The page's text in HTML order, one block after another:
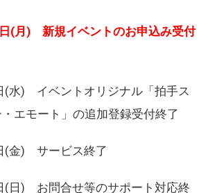
(月) 新規イベントのお申込み受付
(水) イベントオリジナル「拍手ス
エモート」の追加登録受付終了
(金) サービス終了
(日) お問合せ等のサポート対応終